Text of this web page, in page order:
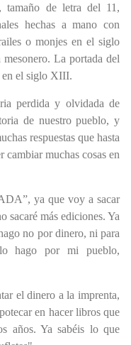
de letra del 11,
hechas a mano con
o monjes en el siglo
La portada del
en el siglo XIII.
perdida y olvidada de
de nuestro pueblo, y
respuestas que hasta
cambiar muchas cosas en
ya que voy a sacar
sacaré más ediciones. Ya
no por dinero, ni para
hago por mi pueblo,
el dinero a la imprenta,
en hacer libros que
años. Ya sabéis lo que